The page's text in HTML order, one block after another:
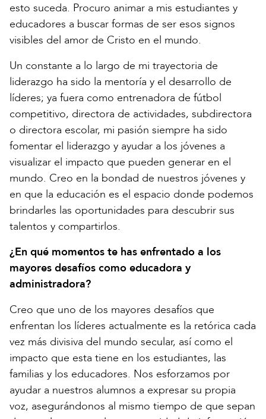
esto suceda. Procuro animar a mis estudiantes y
educadores a buscar formas de ser esos signos
visibles del amor de Cristo en el mundo.
Un constante a lo largo de mi trayectoria de
liderazgo ha sido la mentoría y el desarrollo de
líderes; ya fuera como entrenadora de fútbol
competitivo, directora de actividades, subdirectora
o directora escolar, mi pasión siempre ha sido
fomentar el liderazgo y ayudar a los jóvenes a
visualizar el impacto que pueden generar en el
mundo. Creo en la bondad de nuestros jóvenes y
en que la educación es el espacio donde podemos
brindarles las oportunidades para descubrir sus
talentos y compartirlos.
¿En qué momentos te has enfrentado a los
mayores desafíos como educadora y
administradora?
Creo que uno de los mayores desafíos que
enfrentan los líderes actualmente es la retórica cada
vez más divisiva del mundo secular, así como el
impacto que esta tiene en los estudiantes, las
familias y los educadores. Nos esforzamos por
ayudar a nuestros alumnos a expresar su propia
voz, asegurándonos al mismo tiempo de que sepan